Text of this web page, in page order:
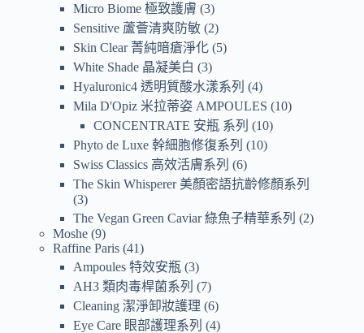
Micro Biome 極致護膚 3
Sensitive 蘆薈清爽防敏 2
Skin Clear 菁純暗瘡淨化 5
White Shade 晶凝美白
3
Hyaluronic4 透明質酸水漾系列
4
Mila D'Opiz 米拉蒂姿 AMPOULES
10
CONCENTRATE 安瓶 系列
10
Phyto de Luxe 幹細胞修復系列
10
Swiss Classics 高效活膚系列
6
The Skin Whisperer 美顏密語抗齡修顏系列
3
The Vegan Green Caviar 綠魚子精華系列
2
Moshe 9
Raffine Paris 41
Ampoules 特效安瓶 3
AH3 類肉毒桿菌系列
7
Cleaning 潔淨卸妝護理 6
Eye Care 眼部護理系列
4